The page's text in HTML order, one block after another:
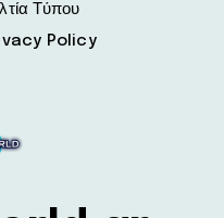
Τύπου
Policy